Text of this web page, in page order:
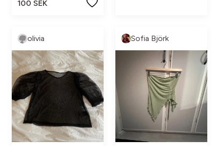
100 SEK
olivia Sofia Björk